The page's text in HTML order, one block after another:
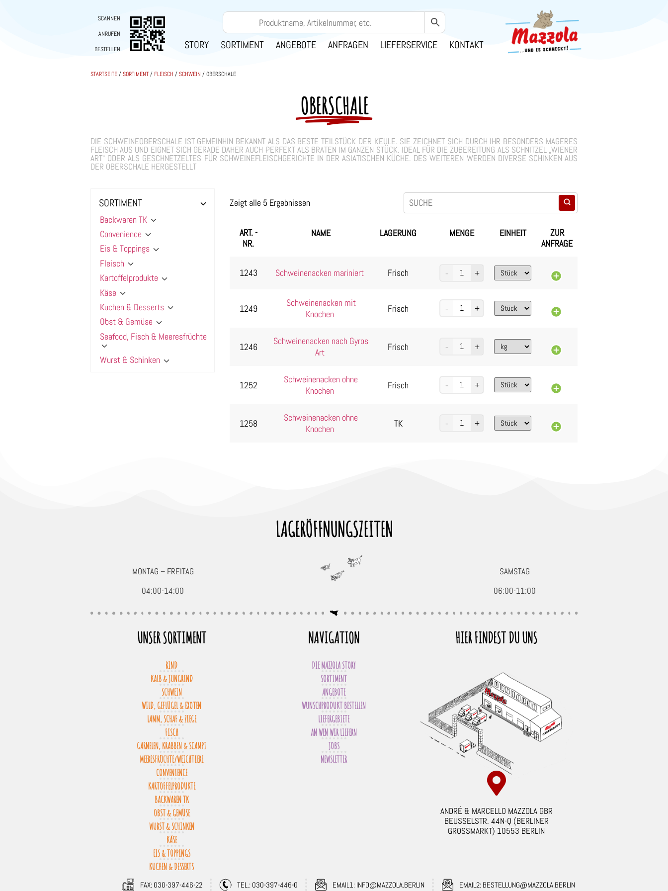
SCANNEN
ANRUFEN
BESTELLEN
STORY SORTIMENT ANGEBOTE ANFRAGEN LIEFERSERVICE KONTAKT
STARTSEITE/SORTIMENT/ FLEISCH /SCHWEIN / OBERSCHALE
OBERSCHALE
DIE SCHWEINEOBERSCHALE IST GEMEINHIN BEKANNT ALS DAS BESTE TEILSTÜCK DER KEULE. SIE ZEICHNET SICH DURCH IHR BESONDERS MAGERES
FLEISCH AUS UND EIGNET SICH GERADE DAHER AUCH PERFEKT ALS BRATEN IM GANZEN STÜCK. IDEAL FÜR DIE ZUBEREITUNG ALS SCHNITZEL „WIENER
ART“ ODER ALS GESCHNETZELTES FÜR SCHWEINEFLEISCHGERICHTE IN DER ASIATISCHEN KÜCHE. DES WEITEREN WERDEN DIVERSE SCHINKEN AUS
DER OBERSCHALE HERGESTELLT
SORTIMENT
Backwaren TK
Convenience
Eis & Toppings
Fleisch
Kartoffelprodukte
Käse
Kuchen & Desserts
Obst & Gemüse
Seafood, Fisch & Meeresfrüchte
Wurst & Schinken
Zeigt alle 5 Ergebnissen
ART. -
NR.
NAME LAGERUNG MENGE EINHEIT
ZUR
ANFRAGE
1243 Schweinenacken mariniert Frisch
1249
Schweinenacken mit
Knochen
Frisch
1246
Schweinenacken nach Gyros
Art
Frisch
1252
Schweinenacken ohne
Knochen
Frisch
1258
Schweinenacken ohne
Knochen
TK
LAGERÖFFNUNGSZEITEN
MONTAG – FREITAG
04:00-14:00
SAMSTAG
06:00-11:00
UNSER SORTIMENT
RIND
KALB & JUNGRIND
SCHWEIN
WILD, GEFLÜGEL & EXOTEN
LAMM, SCHAF & ZIEGE
FISCH
GARNELEN, KRABBEN & SCAMPI
MEERESFRÜCHTE/WEICHTIERE
CONVENIENCE
KARTOFFELPRODUKTE
BACKWAREN TK
OBST & GEMÜSE
WURST & SCHINKEN
KÄSE
EIS & TOPPINGS
KUCHEN & DESSERTS
NAVIGATION
DIE MAZZOLA STORY
SORTIMENT
ANGEBOTE
WUNSCHPRODUKT BESTELLEN
LIEFERGEBIETE
AN WEN WIR LIEFERN
JOBS
NEWSLETTER
HIER FINDEST DU UNS
ANDRÉ & MARCELLO MAZZOLA GBR
BEUSSELSTR. 44N-Q (BERLINER
GROSSMARKT) 10553 BERLIN
FAX: 030-397-446-22 TEL.: 030-397-446-0 EMAIL1: INFO@MAZZOLA.BERLIN EMAIL2: BESTELLUNG@MAZZOLA.BERLIN